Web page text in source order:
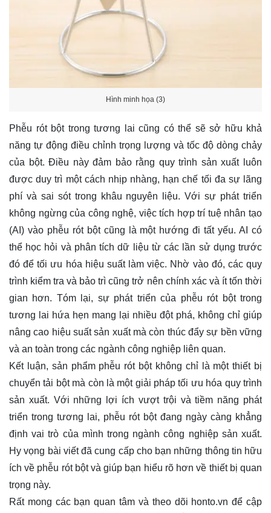
Hình minh họa (3)
Phễu rót bột trong tương lai cũng có thể sẽ sở hữu khả
năng tự động điều chỉnh trọng lượng và tốc độ dòng chảy
của bột. Điều này đảm bảo rằng quy trình sản xuất luôn
được duy trì một cách nhịp nhàng, hạn chế tối đa sự lãng
phí và sai sót trong khâu nguyên liệu. Với sự phát triển
không ngừng của công nghệ, việc tích hợp trí tuệ nhân tạo
(AI) vào phễu rót bột cũng là một hướng đi tất yếu. AI có
thể học hỏi và phân tích dữ liệu từ các lần sử dụng trước
đó để tối ưu hóa hiệu suất làm việc. Nhờ vào đó, các quy
trình kiểm tra và bảo trì cũng trở nên chính xác và ít tốn thời
gian hơn. Tóm lại, sự phát triển của phễu rót bột trong
tương lai hứa hẹn mang lại nhiều đột phá, không chỉ giúp
nâng cao hiệu suất sản xuất mà còn thúc đẩy sự bền vững
và an toàn trong các ngành công nghiệp liên quan.
Kết luận, sản phẩm phễu rót bột không chỉ là một thiết bị
chuyển tải bột mà còn là một giải pháp tối ưu hóa quy trình
sản xuất. Với những lợi ích vượt trội và tiềm năng phát
triển trong tương lai, phễu rót bột đang ngày càng khẳng
định vai trò của mình trong ngành công nghiệp sản xuất.
Hy vọng bài viết đã cung cấp cho bạn những thông tin hữu
ích về phễu rót bột và giúp bạn hiểu rõ hơn về thiết bị quan
trọng này.
Rất mong các bạn quan tâm và theo dõi honto.vn để cập